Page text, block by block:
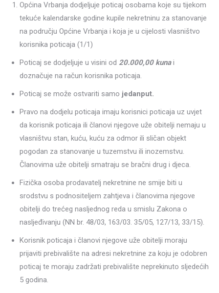
Općina Vrbanja dodjeljuje poticaj osobama koje su tijekom
tekuće kalendarske godine kupile nekretninu za stanovanje
na području Općine Vrbanja i koja je u cijelosti vlasništvo
korisnika poticaja (1/1)
Poticaj se dodjeljuje u visini od 20.000,00 kunai
doznačuje na račun korisnika poticaja.
Poticaj se može ostvariti samo jedanput.
Pravo na dodjelu poticaja imaju korisnici poticaja uz uvjet
da korisnik poticaja ili članovi njegove uže obitelji nemaju u
vlasništvu stan, kuću, kuću za odmor ili sličan objekt
pogodan za stanovanje u tuzemstvu ili inozemstvu.
Članovima uže obitelji smatraju se bračni drug i djeca.
Fizička osoba prodavatelj nekretnine ne smije biti u
srodstvu s podnositeljem zahtjeva i članovima njegove
obitelji do trećeg nasljednog reda u smislu Zakona o
nasljeđivanju (NN br. 48/03, 163/03. 35/05, 127/13, 33/15).
Korisnik poticaja i članovi njegove uže obitelji moraju
prijaviti prebivalište na adresi nekretnine za koju je odobren
poticaj te moraju zadržati prebivalište neprekinuto sljedećih
5 godina.